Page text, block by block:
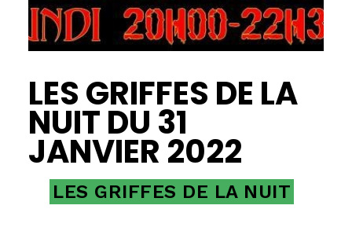
LES GRIFFES DE LA
NUIT DU 31
JANVIER 2022
LES GRIFFES DE LA NUIT